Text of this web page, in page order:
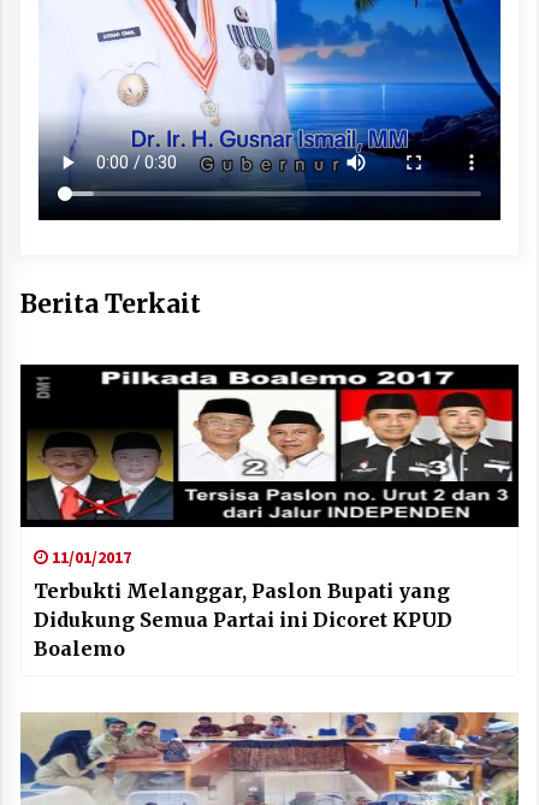
Berita Terkait
11/01/2017
Terbukti Melanggar, Paslon Bupati yang
Didukung Semua Partai ini Dicoret KPUD
Boalemo